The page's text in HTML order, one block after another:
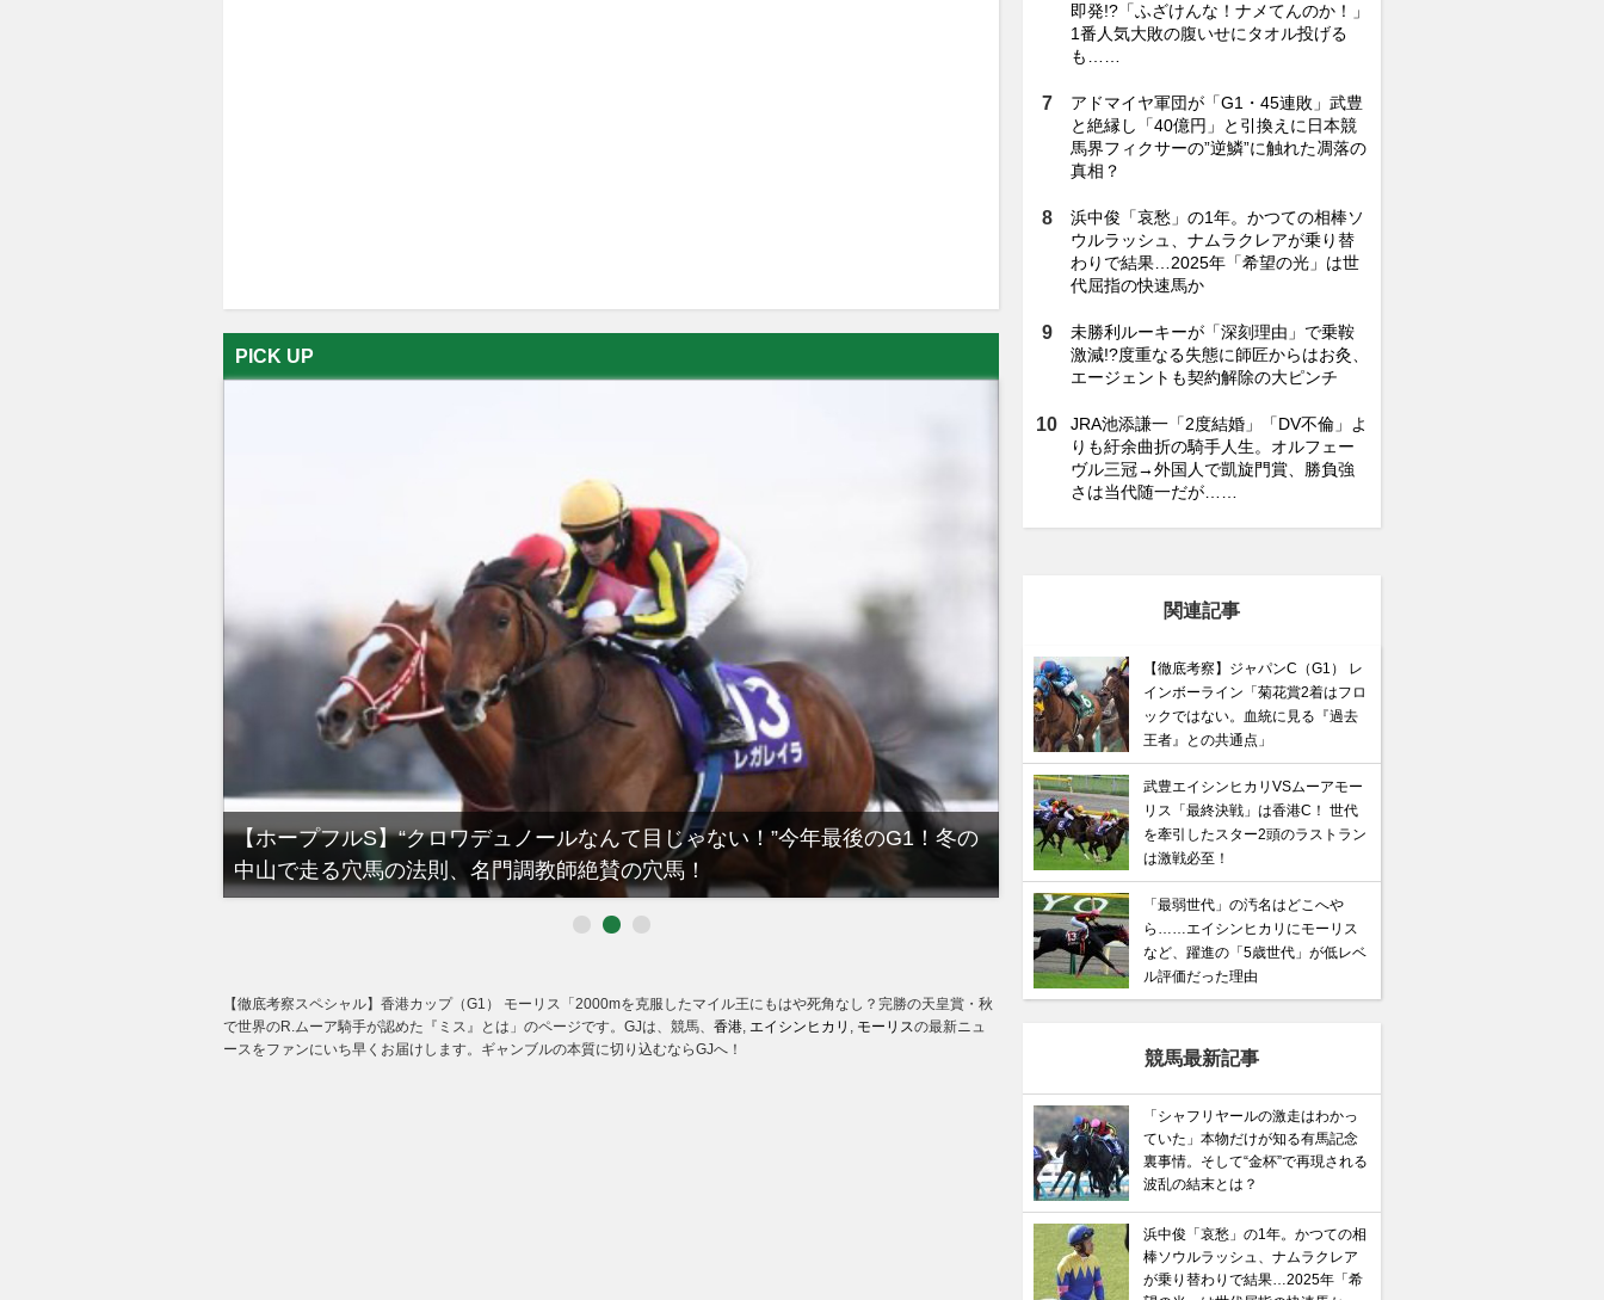
PICK UP
【ホープフルS】“クロワデュノールなんて目じゃない！”今年最後のG1！冬の
中山で走る穴馬の法則、名門調教師絶賛の穴馬！
【有馬記念】武豊×ドウデュースを逆転できる候補3頭！と絶
るべき“隠れ穴馬！”
【徹底考察スペシャル】香港カップ（G1） モーリス「2000mを克服したマイル王にもはや死角なし？完勝の天皇賞・秋
で世界のR.ムーア騎手が認めた『ミス』とは」のページです。GJは、競馬、 香港, エイシンヒカリ , モーリスの最新ニュ
ースをファンにいち早くお届けします。ギャンブルの本質に切り込むならGJへ！
即発!?「ふざけんな！ナメてんのか！」
1番人気大敗の腹いせにタオル投げる
も……
アドマイヤ軍団が「G1・45連敗」武豊
と絶縁し「40億円」と引換えに日本競
馬界フィクサーの”逆鱗”に触れた凋落の
真相？
浜中俊「哀愁」の1年。かつての相棒ソ
ウルラッシュ、ナムラクレアが乗り替
わりで結果…2025年「希望の光」は世
代屈指の快速馬か
未勝利ルーキーが「深刻理由」で乗鞍
激減!?度重なる失態に師匠からはお灸、
エージェントも契約解除の大ピンチ
JRA池添謙一「2度結婚」「DV不倫」よ
りも紆余曲折の騎手人生。オルフェー
ヴル三冠→外国人で凱旋門賞、勝負強
さは当代随一だが……
関連記事
【徹底考察】ジャパンC（G1） レ
インボーライン「菊花賞2着はフロ
ックではない。血統に見る『過去
王者』との共通点」
武豊エイシンヒカリVSムーアモー
リス「最終決戦」は香港C！ 世代
を牽引したスター2頭のラストラン
は激戦必至！
「最弱世代」の汚名はどこへや
ら……エイシンヒカリにモーリス
など、躍進の「5歳世代」が低レベ
ル評価だった理由
競馬最新記事
「シャフリヤールの激走はわかっ
ていた」本物だけが知る有馬記念
裏事情。そして“金杯”で再現される
波乱の結末とは？
浜中俊「哀愁」の1年。かつての相
棒ソウルラッシュ、ナムラクレア
が乗り替わりで結果…2025年「希